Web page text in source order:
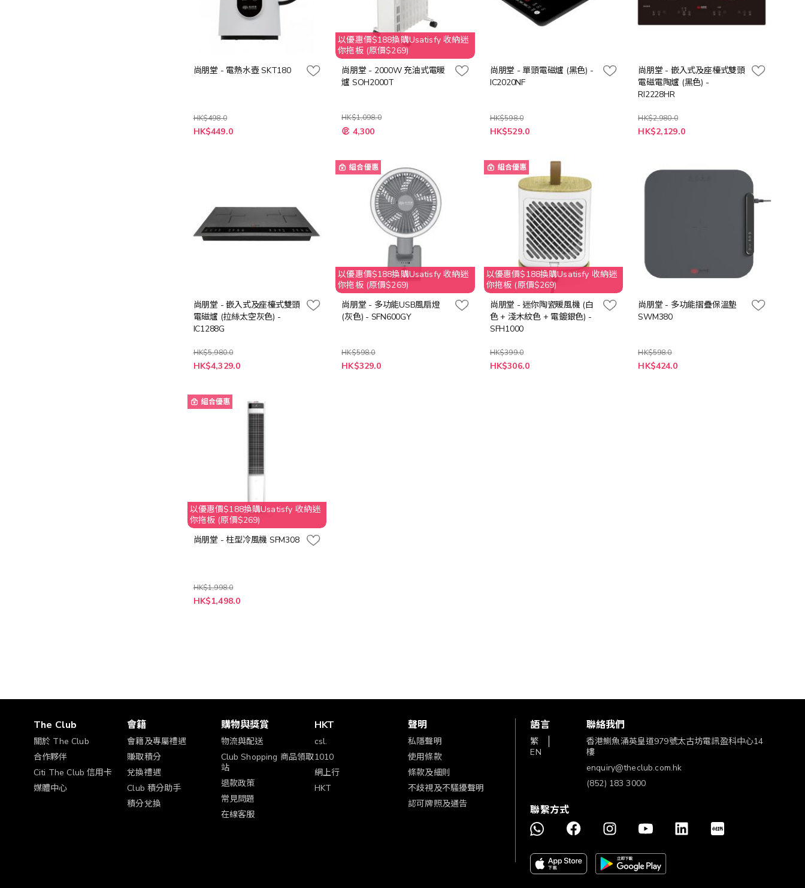
尚朋堂 - 電熱水壺 SKT180
HK$498.0
特
殊
HK$449.0
以優惠價$188換購Usatisfy 收納迷
你拖板 (原價$269)
尚朋堂 - 2000W 充油式電暖
爐 SOH2000T
HK$1,098.0
特
殊 4,300
尚朋堂 - 單頭電磁爐 (黑色) -
IC2020NF
HK$598.0
特
殊
HK$529.0
尚朋堂 - 嵌入式及座檯式雙頭
電磁電陶爐 (黑色) -
RI2228HR
HK$2,980.0
特
殊
HK$2,129.0
尚朋堂 - 嵌入式及座檯式雙頭
電磁爐 (拉絲太空灰色) -
IC1288G
HK$5,980.0
特
殊
HK$4,329.0
組合優惠
以優惠價$188換購Usatisfy 收納迷
你拖板 (原價$269)
尚朋堂 - 多功能USB風扇燈
(灰色) - SFN600GY
HK$598.0
特
殊
HK$329.0
組合優惠
以優惠價$188換購Usatisfy 收納迷
你拖板 (原價$269)
尚朋堂 - 迷你陶瓷暖風機 (白
色 + 淺木紋色 + 電鍍銀色) -
SFH1000
HK$399.0
特
殊
HK$306.0
尚朋堂 - 多功能摺疊保溫墊
SWM380
HK$598.0
特
殊
HK$424.0
組合優惠
以優惠價$188換購Usatisfy 收納迷
你拖板 (原價$269)
尚朋堂 - 柱型冷風機 SFM308
HK$1,998.0
特
殊
HK$1,498.0
The Club
關於 The Club
合作夥伴
Citi The Club 信用卡
媒體中心
會籍
會籍及專屬禮遇
賺取積分
兌換禮遇
Club 積分助手
積分兌換
購物與獎賞
物流與配送
Club Shopping 商品領取
站
退款政策
常見問題
在線客服
HKT
csl.
1010
網上行
HKT
聲明
私隱聲明
使用條款
條款及細則
不歧視及不騷擾聲明
認可牌照及通告
語言
繁
EN
聯絡我們
香港鰂魚涌英皇道979號太古坊電訊盈科中心14
樓
enquiry@theclub.com.hk
(852) 183 3000
聯繫方式